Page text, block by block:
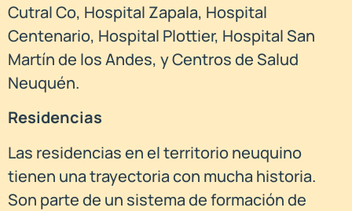
Cutral Co, Hospital Zapala, Hospital
Centenario, Hospital Plottier, Hospital San
Martín de los Andes, y Centros de Salud
Neuquén.
Residencias
Las residencias en el territorio neuquino
tienen una trayectoria con mucha historia.
Son parte de un sistema de formación de